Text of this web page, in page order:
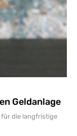
Geldanlage
für die langfristige